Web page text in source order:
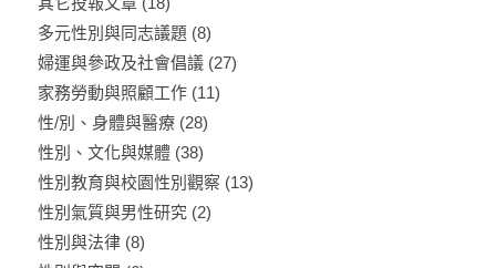
多元性別與同志議題(8)
婦運與參政及社會倡議(27)
家務勞動與照顧工作(11)
性/別、身體與醫療(28)
性別、文化與媒體(38)
性別教育與校園性別觀察 (13)
性別氣質與男性研究(2)
性別與法律(8)